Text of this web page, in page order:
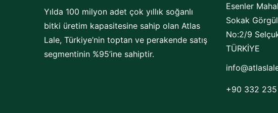
Yılda 100 milyon adet çok yıllık soğanlı
bitki üretim kapasitesine sahip olan Atlas
Lale, Türkiye’nin toptan ve perakende satış
segmentinin %95’ine sahiptir.
Esenler
Sokak
No:2/9
TÜRKİYE
+90 332 235